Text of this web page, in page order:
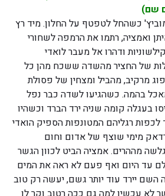
שם)
כשהחל לטפטף על החלון. מיד רץ
ואמציה, רתמו את הרמפה לשחורי
ודהרו אל מעבר לואדי
של החציר מהשדה ששכח מהן כל
מרקיב, מהביל ומצחין של פסולת
בהמה. כשהגיעו לשדה כבר נפל
בעגלה קומה שניה ירד הברד וכשהיו
רגליהם המטונפות הספיק הואדי
מימי שוצף של אדום וחום
מההרים. אמציה הביט לכוון הגשר
עד היום ואף פעם לא ראה את המים
השם יירד עוד יותר גשם, יעשה רק טוב